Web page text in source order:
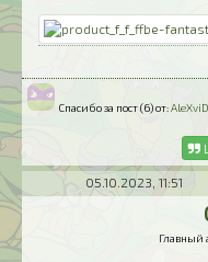
Спасибо за пост (6) от: AleXviD
05.10.2023, 11:51
Главный